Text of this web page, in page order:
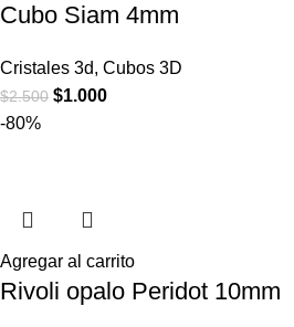
Cubo Siam 4mm
Cristales 3d, Cubos 3D
$2.500 $1.000
-80%
Agregar al carrito
Rivoli opalo Peridot 10mm